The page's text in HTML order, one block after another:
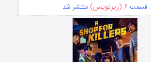
قسمت ۶ (زیرنویس) منتشر شد